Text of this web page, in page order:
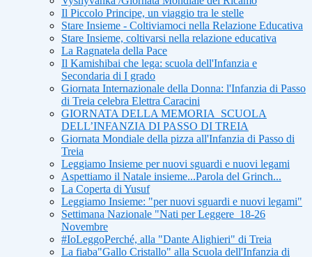
Il Piccolo Principe, un viaggio tra le stelle
Stare Insieme - Coltiviamoci nella Relazione Educativa
Stare Insieme, coltivarsi nella relazione educativa
La Ragnatela della Pace
Il Kamishibai che lega: scuola dell'Infanzia e
Secondaria di I grado
Giornata Internazionale della Donna: l'Infanzia di Passo
di Treia celebra Elettra Caracini
GIORNATA DELLA MEMORIA_SCUOLA
DELL’INFANZIA DI PASSO DI TREIA
Giornata Mondiale della pizza all'Infanzia di Passo di
Treia
Leggiamo Insieme per nuovi sguardi e nuovi legami
Aspettiamo il Natale insieme...Parola del Grinch...
La Coperta di Yusuf
Leggiamo Insieme: "per nuovi sguardi e nuovi legami"
Settimana Nazionale "Nati per Leggere_18-26
Novembre
#IoLeggoPerché, alla "Dante Alighieri" di Treia
La fiaba"Gallo Cristallo" alla Scuola dell'Infanzia di